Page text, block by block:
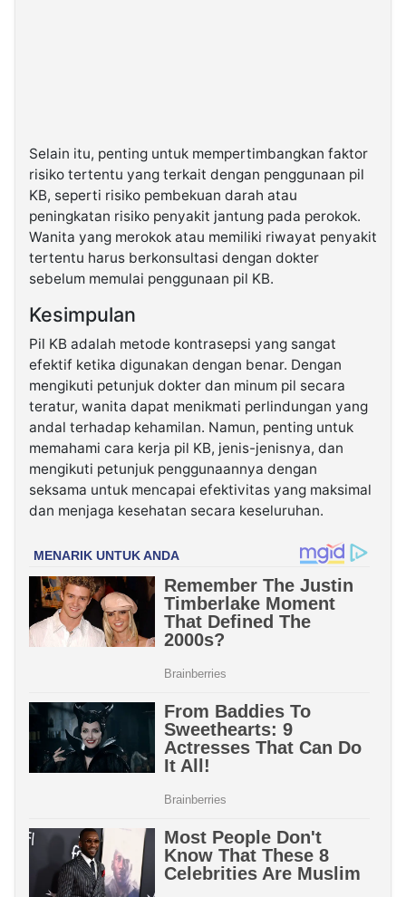
Selain itu, penting untuk mempertimbangkan faktor
risiko tertentu yang terkait dengan penggunaan pil
KB, seperti risiko pembekuan darah atau
peningkatan risiko penyakit jantung pada perokok.
Wanita yang merokok atau memiliki riwayat penyakit
tertentu harus berkonsultasi dengan dokter
sebelum memulai penggunaan pil KB.
Kesimpulan
Pil KB adalah metode kontrasepsi yang sangat
efektif ketika digunakan dengan benar. Dengan
mengikuti petunjuk dokter dan minum pil secara
teratur, wanita dapat menikmati perlindungan yang
andal terhadap kehamilan. Namun, penting untuk
memahami cara kerja pil KB, jenis-jenisnya, dan
mengikuti petunjuk penggunaannya dengan
seksama untuk mencapai efektivitas yang maksimal
dan menjaga kesehatan secara keseluruhan.